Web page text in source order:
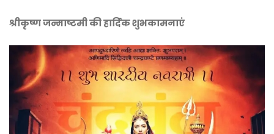
श्रीकृष्ण जन्माष्टमी की हार्दिक शुभकामनाएं